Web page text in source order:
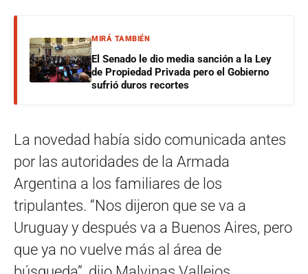
MIRÁ TAMBIÉN
El Senado le dio media sanción a la Ley
de Propiedad Privada pero el Gobierno
sufrió duros recortes
La novedad había sido comunicada antes
por las autoridades de la Armada
Argentina a los familiares de los
tripulantes. “Nos dijeron que se va a
Uruguay y después va a Buenos Aires, pero
que ya no vuelve más al área de